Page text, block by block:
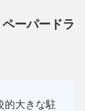
ーパードラ
的大きな駐